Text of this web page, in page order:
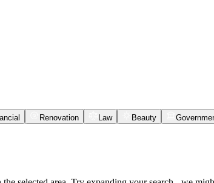
Renovation Law Beauty